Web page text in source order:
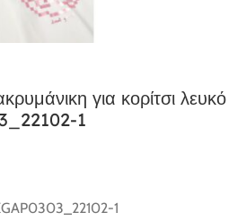
για κορίτσι λευκό
1
1